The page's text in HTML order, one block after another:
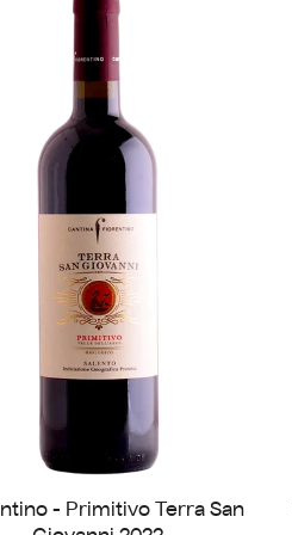
- Primitivo Terra San